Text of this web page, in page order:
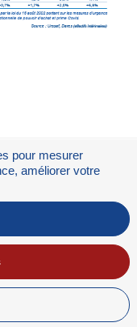
pour mesurer
améliorer votre